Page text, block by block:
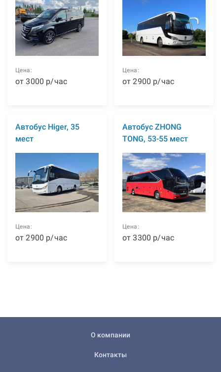
Цена:
от3000 р/час
Цена:
от2900 р/час
Автобус Higer, 35
мест
Цена:
от2900 р/час
Автобус ZHONG
TONG, 53-55 мест
Цена:
от3300 р/час
О компании
Контакты